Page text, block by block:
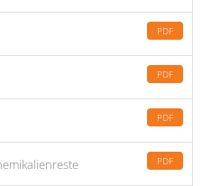
PDF
PDF
PDF
PDF